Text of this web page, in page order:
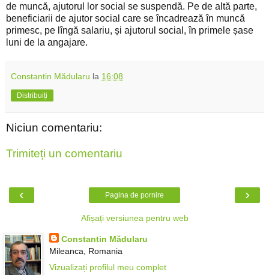
de muncă, ajutorul lor social se suspendă. Pe de altă parte,
beneficiarii de ajutor social care se încadrează în muncă
primesc, pe lîngă salariu, și ajutorul social, în primele șase
luni de la angajare.
Constantin Mădularu la 16:08
Distribuiți
Niciun comentariu:
Trimiteți un comentariu
‹ ›
Pagina de pornire
Afișați versiunea pentru web
Constantin Mădularu
Mileanca, Romania
Vizualizați profilul meu complet